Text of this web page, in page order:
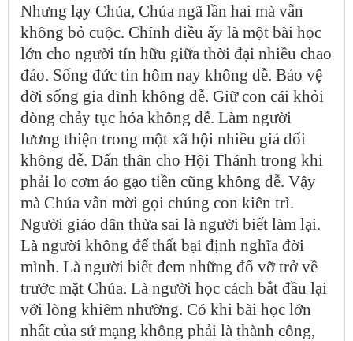
Nhưng lạy Chúa, Chúa ngã lần hai mà vẫn
không bỏ cuộc. Chính điều ấy là một bài học
lớn cho người tín hữu giữa thời đại nhiều chao
đảo. Sống đức tin hôm nay không dễ. Bảo vệ
đời sống gia đình không dễ. Giữ con cái khỏi
dòng chảy tục hóa không dễ. Làm người
lương thiện trong một xã hội nhiều giả dối
không dễ. Dấn thân cho Hội Thánh trong khi
phải lo cơm áo gạo tiền cũng không dễ. Vậy
mà Chúa vẫn mời gọi chúng con kiên trì.
Người giáo dân thừa sai là người biết làm lại.
Là người không để thất bại định nghĩa đời
mình. Là người biết đem những đổ vỡ trở về
trước mặt Chúa. Là người học cách bắt đầu lại
với lòng khiêm nhường. Có khi bài học lớn
nhất của sứ mạng không phải là thành công,